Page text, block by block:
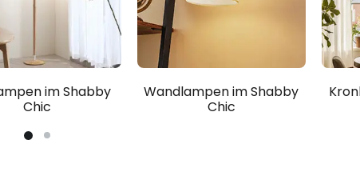
im Shabby
Chic
Wandlampen im Shabby
Chic